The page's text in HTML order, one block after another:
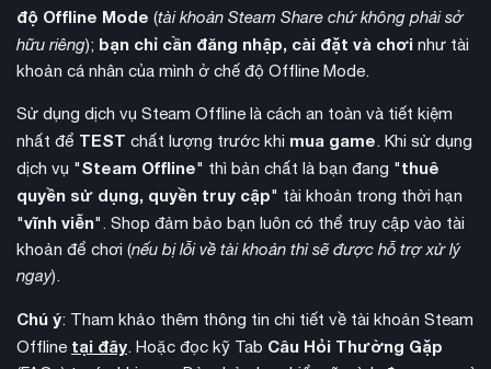
Game nổi bật với những trận chiếnquy mô chưa từng
thấy, cho phép người chơi đối đầu với hàng nghìn kẻ thù
các combo đa dạng, kỹ năng đặc biệt hoành tráng và cơ chế
phối hợp đồng đội sâu sắc hơn.
độ Offline Mode (tài khoản Steam Share chứ không phải sở
hữu riêng); bạn chỉ cần đăng nhập, cài đặt và chơi như tài
khoản cá nhân của mình ở chế độ Offline Mode.
Sử dụng dịch vụ Steam Offline là cách an toàn và tiết kiệm
nhất để TEST chất lượng trước khi mua game. Khi sử dụng
dịch vụ "Steam Offline" thì bản chất là bạn đang "thuê
quyền sử dụng, quyền truy cập" tài khoản trong thời hạn
"vĩnh viễn". Shop đảm bảo bạn luôn có thể truy cập vào tài
khoản để chơi (nếu bị lỗi về tài khoản thì sẽ được hỗ trợ xử lý
ngay).
Chú ý: Tham khảo thêm thông tin chi tiết về tài khoản Steam
Offline tại đây. Hoặc đọc kỹ Tab Câu Hỏi Thường Gặp